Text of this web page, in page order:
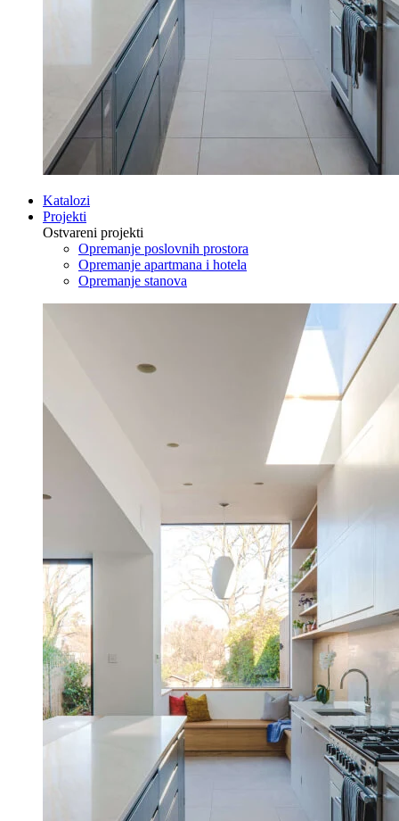
Katalozi
Projekti
Ostvareni projekti
Opremanje poslovnih prostora
Opremanje apartmana i hotela
Opremanje stanova